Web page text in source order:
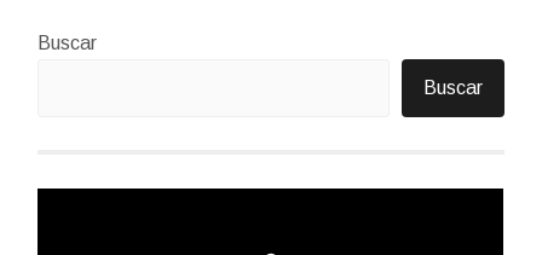
Buscar
Buscar